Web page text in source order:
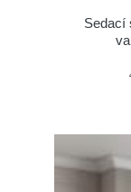
Sedací